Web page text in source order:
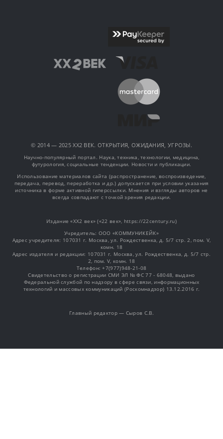
© 2014 — 2025 XX2 ВЕК. ОТКРЫТИЯ, ОЖИДАНИЯ, УГРОЗЫ.
Научно-популярный портал. Наука, техника, технологии, медицина,
футурология, социальные тенденции. Новости и публикации.
Использование материалов сайта (распространение, воспроизведение,
передача, перевод, переработка и др.) допускается при условии указания
источника в форме активной гиперссылки. Мнения и взгляды авторов не
всегда совпадают с точкой зрения редакции.
Издание «XX2 век» («22 век», https://22century.ru)
Учредитель: OOO «КОММУНИКЕЙК»
Адрес учредителя: 107031 г. Москва, ул. Рождественка, д. 5/7 стр. 2, пом. V,
комн. 18
Адрес издателя и редакции: 107031 г. Москва, ул. Рождественка, д. 5/7 стр.
2, пом. V, комн. 18
Телефон: +7(977)948-21-08
Свидетельство о регистрации СМИ ЭЛ № ФС 77 - 68048, выдано
Федеральной службой по надзору в сфере связи, информационных
технологий и массовых коммуникаций (Роскомнадзор) 13.12.2016 г.
Главный редактор — Сыров С.В.